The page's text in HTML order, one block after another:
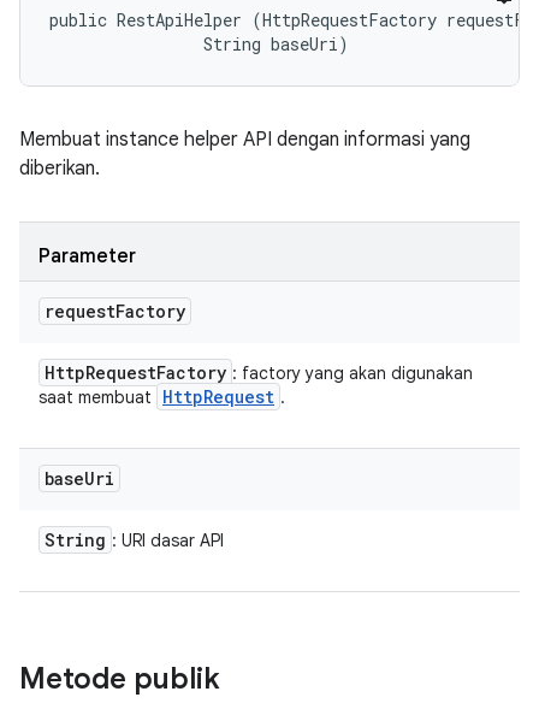
public RestApiHelper (HttpRequestFactory
                String baseUri)
Membuat instance helper API dengan informasi yang
diberikan.
Parameter
requestFactory
HttpRequestFactory : factory yang akan digunakan
saat membuat
HttpRequest .
baseUri
String : URI dasar API
Metode publik